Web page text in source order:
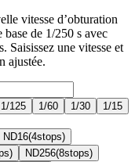
vitesse d’obturation
de 1/250 s avec
Saisissez une vitesse et
ajustée.
1/125 1/60 1/30 1/15
ND16(4stops)
) ND256(8stops)